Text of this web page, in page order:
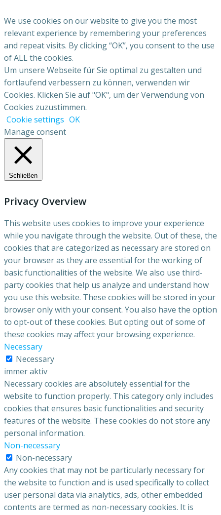
We use cookies on our website to give you the most
relevant experience by remembering your preferences
and repeat visits. By clicking “OK”, you consent to the use
of ALL the cookies.
Um unsere Webseite für Sie optimal zu gestalten und
fortlaufend verbessern zu können, verwenden wir
Cookies. Klicken Sie auf "OK", um der Verwendung von
Cookies zuzustimmen.
Cookie settings OK
Manage consent
Schließen
Privacy Overview
This website uses cookies to improve your experience
while you navigate through the website. Out of these, the
cookies that are categorized as necessary are stored on
your browser as they are essential for the working of
basic functionalities of the website. We also use third-
party cookies that help us analyze and understand how
you use this website. These cookies will be stored in your
browser only with your consent. You also have the option
to opt-out of these cookies. But opting out of some of
these cookies may affect your browsing experience.
Necessary
Necessary
immer aktiv
Necessary cookies are absolutely essential for the
website to function properly. This category only includes
cookies that ensures basic functionalities and security
features of the website. These cookies do not store any
personal information.
Non-necessary
Non-necessary
Any cookies that may not be particularly necessary for
the website to function and is used specifically to collect
user personal data via analytics, ads, other embedded
contents are termed as non-necessary cookies. It is